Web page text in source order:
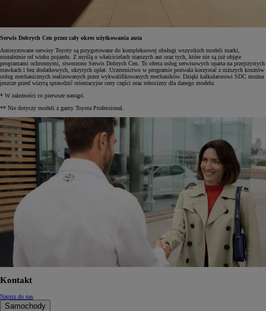
Serwis Dobrych Cen przez cały okres użytkowania auta
Autoryzowane serwisy Toyoty są przygotowane do kompleksowej obsługi wszystkich modeli marki,
niezależnie od wieku pojazdu. Z myślą o właścicielach starszych aut oraz tych, które nie są już objęte
programami ochronnymi, stworzono Serwis Dobrych Cen. To oferta usług serwisowych oparta na przejrzystych
stawkach i bez dodatkowych, ukrytych opłat. Uczestnictwo w programie pozwala korzystać z niższych kosztów
usług mechanicznych realizowanych przez wykwalifikowanych mechaników. Dzięki kalkulatorowi SDC można
jeszcze przed wizytą sprawdzić orientacyjne ceny części oraz robocizny dla danego modelu.
* W zależności co pierwsze nastąpi.
** Nie dotyczy modeli z gamy Toyota Professional.
Kontakt
Napisz do nas
Samochody